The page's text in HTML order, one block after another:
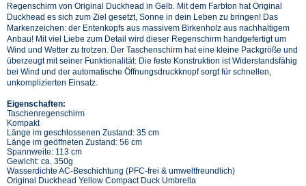
Regenschirm von Original Duckhead in Gelb. Mit dem Farbton hat Original
Duckhead es sich zum Ziel gesetzt, Sonne in dein Leben zu bringen! Das
Markenzeichen: der Entenkopfs aus massivem Birkenholz aus nachhaltigem
Anbau! Mit viel Liebe zum Detail wird dieser Regenschirm handgefertigt um
Wind und Wetter zu trotzen. Der Taschenschirm hat eine kleine Packgröße und
überzeugt mit seiner Funktionalität: Die feste Konstruktion ist Widerstandsfähig
bei Wind und der automatische Öffnungsdruckknopf sorgt für schnellen,
unkomplizierten Einsatz.
Eigenschaften:
Taschenregenschirm
Kompakt
Länge im geschlossenen Zustand: 35 cm
Länge im geöffneten Zustand: 56 cm
Spannweite: 113 cm
Gewicht: ca. 350g
Wasserdichte AC-Beschichtung (PFC-frei & umweltfreundlich)
Original Duckhead Yellow Compact Duck Umbrella